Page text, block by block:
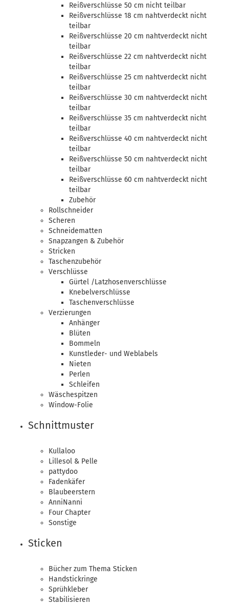
Reißverschlüsse 50 cm nicht teilbar
Reißverschlüsse 18 cm nahtverdeckt nicht
teilbar
Reißverschlüsse 20 cm nahtverdeckt nicht
teilbar
Reißverschlüsse 22 cm nahtverdeckt nicht
teilbar
Reißverschlüsse 25 cm nahtverdeckt nicht
teilbar
Reißverschlüsse 30 cm nahtverdeckt nicht
teilbar
Reißverschlüsse 35 cm nahtverdeckt nicht
teilbar
Reißverschlüsse 40 cm nahtverdeckt nicht
teilbar
Reißverschlüsse 50 cm nahtverdeckt nicht
teilbar
Reißverschlüsse 60 cm nahtverdeckt nicht
teilbar
Zubehör
Rollschneider
Scheren
Schneidematten
Snapzangen & Zubehör
Stricken
Taschenzubehör
Verschlüsse
Gürtel /Latzhosenverschlüsse
Knebelverschlüsse
Taschenverschlüsse
Verzierungen
Anhänger
Blüten
Bommeln
Kunstleder- und Weblabels
Nieten
Perlen
Schleifen
Wäschespitzen
Window-Folie
Schnittmuster
Kullaloo
Lillesol & Pelle
pattydoo
Fadenkäfer
Blaubeerstern
AnniNanni
Four Chapter
Sonstige
Sticken
Bücher zum Thema Sticken
Handstickringe
Sprühkleber
Stabilisieren